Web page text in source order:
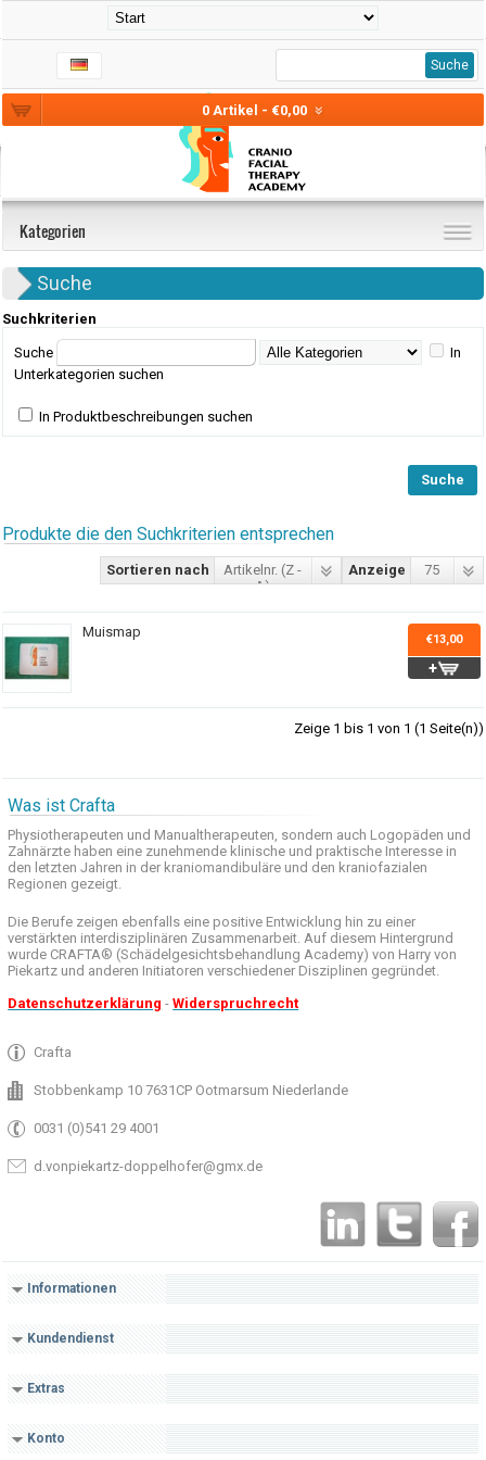
0 Artikel - €0,00
Suche
Kategorien
Suche
Suchkriterien
Suche
In
Unterkategorien suchen
In Produktbeschreibungen suchen
Produkte die den Suchkriterien entsprechen
Anzeige 75
Sortieren nach
Artikelnr. (Z -
A)
Muismap €13,00
Zeige 1 bis 1 von 1 (1 Seite(n))
Was ist Crafta
Physiotherapeuten und Manualtherapeuten, sondern auch Logopäden und
Zahnärzte haben eine zunehmende klinische und praktische Interesse in
den letzten Jahren in der kraniomandibuläre und den kraniofazialen
Regionen gezeigt.
Die Berufe zeigen ebenfalls eine positive Entwicklung hin zu einer
verstärkten interdisziplinären Zusammenarbeit. Auf diesem Hintergrund
wurde CRAFTA® (Schädelgesichtsbehandlung Academy) von Harry von
Piekartz und anderen Initiatoren verschiedener Disziplinen gegründet.
Datenschutzerklärung -Widerspruchrecht
Crafta
Stobbenkamp 10 7631CP Ootmarsum Niederlande
0031 (0)541 29 4001
d.vonpiekartz-doppelhofer@gmx.de
Informationen
Kundendienst
Extras
Konto